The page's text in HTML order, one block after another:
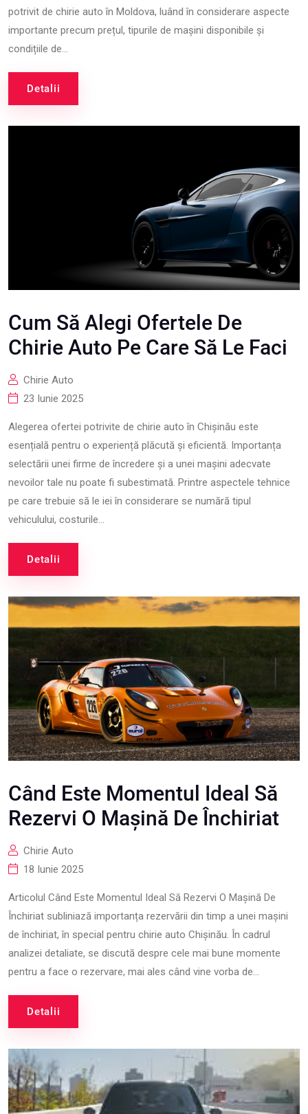
potrivit de chirie auto în Moldova, luând în considerare aspecte
importante precum prețul, tipurile de mașini disponibile și
condițiile de...
Detalii
Cum Să Alegi Ofertele De
Chirie Auto Pe Care Să Le Faci
Chirie Auto
23 Iunie 2025
Alegerea ofertei potrivite de chirie auto în Chișinău este
esențială pentru o experiență plăcută și eficientă. Importanța
selectării unei firme de încredere și a unei mașini adecvate
nevoilor tale nu poate fi subestimată. Printre aspectele tehnice
pe care trebuie să le iei în considerare se numără tipul
vehiculului, costurile...
Detalii
Când Este Momentul Ideal Să
Rezervi O Mașină De Închiriat
Chirie Auto
18 Iunie 2025
Articolul Când Este Momentul Ideal Să Rezervi O Mașină De
Închiriat subliniază importanța rezervării din timp a unei mașini
de închiriat, în special pentru chirie auto Chișinău. În cadrul
analizei detaliate, se discută despre cele mai bune momente
pentru a face o rezervare, mai ales când vine vorba de...
Detalii